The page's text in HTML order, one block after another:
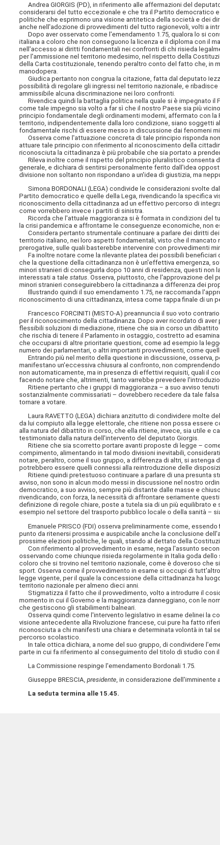
Andrea GIORGIS (PD), in riferimento alle affermazioni del
considerarsi del tutto eccezionale e che tra il Partito democratico
politiche che esprimono una visione antitetica della società e dei
anche nell'adozione di provvedimenti del tutto ragionevoli, volti a
Dopo aver osservato come l'emendamento 1.75, qualora lo si
italiana a coloro che non conseguono la licenza e il diploma con il
nell'accesso ai diritti fondamentali nei confronti di chi risieda
per l'ammissione nel territorio medesimo, nel rispetto della
della Carta costituzionale, tenendo peraltro conto del fatto che, in
manodopera.
Giudica pertanto non congrua la citazione, fatta dal deputato
possibilità di regolare gli ingressi nel territorio nazionale, e
ammissibile alcuna discriminazione nei loro confronti.
Rivendica quindi la battaglia politica nella quale si è impegnato
come tale impegno sia volto a far sì che il nostro Paese sia più
principio fondamentale degli ordinamenti moderni, affermato con
territorio, indipendentemente dalla loro condizione, siano soggetti
fondamentale rischi di essere messo in discussione dai fenomeni
Osserva come l'attuazione concreta di tale principio risponda
attuare tale principio con riferimento al riconoscimento della
riconosciuta la cittadinanza è più probabile che sia portato a
Rileva inoltre come il rispetto del principio pluralistico consenta
generale, e dichiara di sentirsi personalmente ferito dall'idea
divisione non soltanto non rispondano a un'idea di giustizia, ma
Simona BORDONALI (LEGA) condivide le considerazioni svolte
Partito democratico e quelle della Lega, rivendicando la specifica
riconoscimento della cittadinanza ad un effettivo percorso di
come vorrebbero invece i partiti di sinistra.
Ricorda che l'attuale maggioranza si è formata in condizioni del
la crisi pandemica e affrontarne le conseguenze economiche, non
Considera pertanto strumentale continuare a parlare dei diritti
territorio italiano, nei loro aspetti fondamentali, visto che il
prerogative, sulle quali basterebbe intervenire con provvedimenti
Fa inoltre notare come la rilevante platea dei possibili beneficiari
che la questione della cittadinanza non è un'effettiva emergenza,
minori stranieri di conseguirla dopo 10 anni di residenza, questi
interessati a talestatus. Osserva, piuttosto, che l'approvazione del
minori stranieri conseguirebbero la cittadinanza a differenza dei
Illustrando quindi il suo emendamento 1.75, ne raccomanda
riconoscimento di una cittadinanza, intesa come tappa finale di un
Francesco FORCINITI (MISTO-A) preannuncia il suo voto
per il riconoscimento della cittadinanza. Dopo aver ricordato di
flessibili soluzioni di mediazione, ritiene che sia in corso un
che rischia di tenere il Parlamento in ostaggio, costretto ad
che occuparsi di altre prioritarie questioni, come ad esempio la
numero dei parlamentari, o altri importanti provvedimenti, come
Entrando più nel merito della questione in discussione, osserva,
manifestano un'eccessiva chiusura al confronto, non
non automaticamente, ma in presenza di effettivi requisiti, quali il
facendo notare che, altrimenti, tanto varrebbe prevedere
Ritiene pertanto che i gruppi di maggioranza – a suo avviso
sostanzialmente commissariati – dovrebbero recedere da tale
tornare a votare.
Laura RAVETTO (LEGA) dichiara anzitutto di condividere molte
da lui compiuto alla legge elettorale, che ritiene non possa essere
alla natura del dibattito in corso, che ella ritiene, invece, sia utile e
testimoniato dalla natura dell'intervento del deputato Giorgis.
Ritiene che sia scorretto portare avanti proposte di legge –
compimento, alimentando in tal modo divisioni inevitabili,
notare, peraltro, come il suo gruppo, a differenza di altri, si
potrebbero essere quelli connessi alla reintroduzione delle
Ritiene quindi pretestuoso continuare a parlare di una presunta
avviso, non sono in alcun modo messi in discussione nel nostro
democratico, a suo avviso, sempre più distante dalle masse e
rivendicando, con forza, la necessità di affrontare seriamente
definizione di regole chiare, poste a tutela sia di un più equilibrato
esempio nel settore del trasporto pubblico locale o della sanità –
Emanuele PRISCO (FDI) osserva preliminarmente come,
punto da ritenersi prossima e auspicabile anche la conclusione
prossime elezioni politiche, le quali, stando al dettato della
Con riferimento al provvedimento in esame, nega l'assunto
osservando come chiunque risieda regolarmente in Italia goda
coloro che si trovino nel territorio nazionale, come è doveroso che
sport. Osserva come il provvedimento in esame si occupi di
legge vigente, per il quale la concessione della cittadinanza ha
territorio nazionale per almeno dieci anni.
Stigmatizza il fatto che il provvedimento, volto a introdurre il
momento in cui il Governo e la maggioranza danneggiano, con le
che gestiscono gli stabilimenti balneari.
Osserva quindi come l'intervento legislativo in esame delinei la
visione antecedente alla Rivoluzione francese, cui pure ha fatto
riconosciuta a chi manifesti una chiara e determinata volontà in tal
percorso scolastico.
In tale ottica dichiara, a nome del suo gruppo, di condividere
parte in cui fa riferimento al conseguimento del titolo di studiocon
La Commissione respinge l'emendamento Bordonali 1.75.
Giuseppe BRESCIA,presidente , in considerazione
La seduta termina alle 15.45.